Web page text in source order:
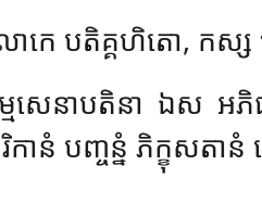
កេ បតិគ្គហិតោ, កស្
ធម្មសេនាបតិនា ឯស
រិកានំ បញ្ចន្នំ ភិក្ខុសតា